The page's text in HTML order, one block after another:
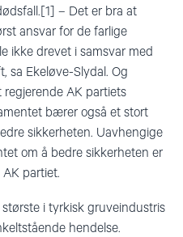
– Det er bra at
ansvar for de farlige
ikke drevet i samsvar med
sa Ekeløve-Slydal. Og
AK partiets
bærer også et stort
sikkerheten. Uavhengige
om å bedre sikkerheten er
partiet.
i tyrkisk gruveindustris
hendelse.